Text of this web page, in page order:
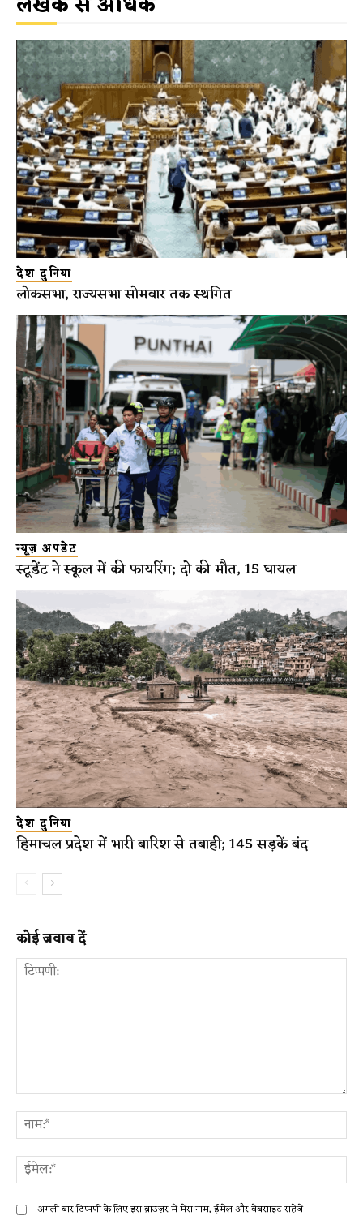
देश दुनिया
लोकसभा, राज्यसभा सोमवार तक स्थगित
न्यूज़ अपडेट
स्टूडेंट ने स्कूल में की फायरिंग; दो की मौत, 15 घायल
देश दुनिया
हिमाचल प्रदेश में भारी बारिश से तबाही; 145 सड़कें बंद
कोई जवाब दें
अगली बार टिप्पणी के लिए इस ब्राउज़र में मेरा नाम, ईमेल और वेबसाइट सहेजें